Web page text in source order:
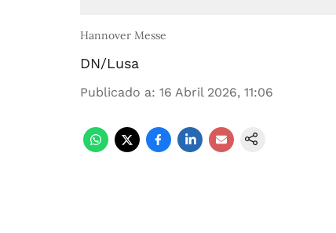
Hannover Messe
DN/Lusa
Publicado a: 16 Abril 2026, 11:06